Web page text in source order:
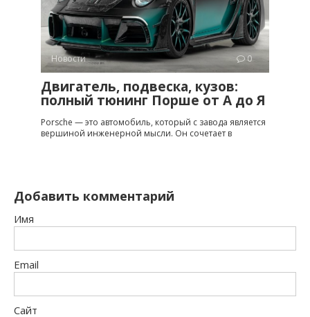
Новости 0
Двигатель, подвеска, кузов:
полный тюнинг Порше от A до Я
Porsche — это автомобиль, который с завода является
вершиной инженерной мысли. Он сочетает в
Добавить комментарий
Имя
Email
Сайт